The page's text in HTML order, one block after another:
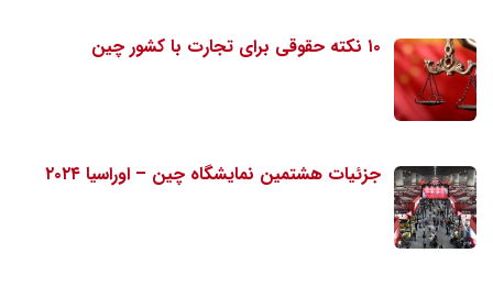
۱۰ نکته حقوقی برای تجارت با کشور چین
جزئیات هشتمین نمایشگاه چین – اوراسیا ۲۰۲۴